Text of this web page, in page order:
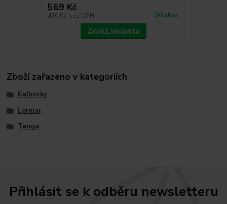
569 Kč
470 Kč bez DPH Skladem
Zvolit variantu
Zboží zařazeno v kategoriích
Kalhotky
Lormar
Tanga
Přihlásit se k odběru newsletteru